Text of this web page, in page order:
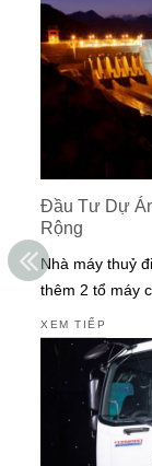
Đầu Tư Dự
Rộng
Nhà máy thuỷ
thêm 2 tổ máy
XEM TIẾP